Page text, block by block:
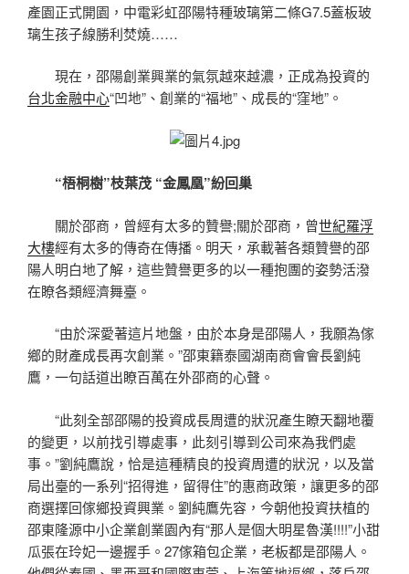
產園正式開園，中電彩虹邵陽特種玻璃第二條G7.5蓋板玻
璃生孩子線勝利焚燒……
現在，邵陽創業興業的氣氛越來越濃，正成為投資的
台北金融中心“凹地”、創業的“福地”、成長的“窪地”。
“梧桐樹”枝葉茂 “金鳳凰”紛回巢
關於邵商，曾經有太多的贊譽;關於邵商，曾世紀羅浮
大樓經有太多的傳奇在傳播。明天，承載著各類贊譽的邵
陽人明白地了解，這些贊譽更多的以一種抱團的姿勢活潑
在瞭各類經濟舞臺。
“由於深愛著這片地盤，由於本身是邵陽人，我願為傢
鄉的財產成長再次創業。”邵東籍泰國湖南商會會長劉純
鷹，一句話道出瞭百萬在外邵商的心聲。
“此刻全部邵陽的投資成長周遭的狀況產生瞭天翻地覆
的變更，以前找引導處事，此刻引導到公司來為我們處
事。”劉純鷹說，恰是這種精良的投資周遭的狀況，以及當
局出臺的一系列“招得進，留得住”的惠商政策，讓更多的邵
商選擇回傢鄉投資興業。劉純鷹先容，今朝他投資扶植的
邵東隆源中小企業創業園內有“那人是個大明星魯漢!!!!”小甜
瓜張在玲妃一邊握手。27傢箱包企業，老板都是邵陽人。